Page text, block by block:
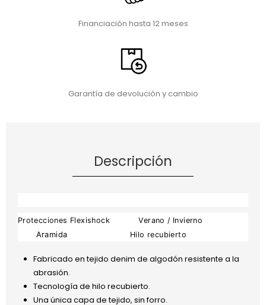
Financiación hasta 12 meses
Garantía de devolución y cambio
Descripción
Protecciones FlexishockVerano / Invierno
Aramida Hilo recubierto
Fabricado en tejido denim de algodón resistente a la
abrasión.
Tecnología de hilo recubierto.
Una única capa de tejido, sin forro.